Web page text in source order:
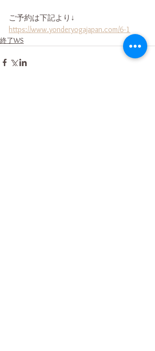
ご予約は下記より↓
https://www.yonderyogajapan.com/6-1
終了WS